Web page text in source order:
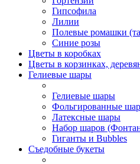
Гипсофила
Лилии
Полевые ромашки
Синие розы
Цветы в коробках
Цветы в корзинках,
Гелиевые шары
Гелиевые шары
Фольгированные
Латексные шары
Набор шаров
Гиганты и Bubbles
Съедобные букеты